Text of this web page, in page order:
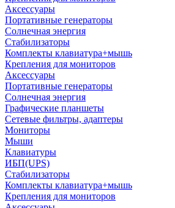
Аксессуары
Портативные генераторы
Солнечная энергия
Стабилизаторы
Комплекты клавиатура+мышь
Крепления для мониторов
Аксессуары
Портативные генераторы
Солнечная энергия
Графические планшеты
Сетевые фильтры, адаптеры
Мониторы
Мыши
Клавиатуры
ИБП(UPS)
Стабилизаторы
Комплекты клавиатура+мышь
Крепления для мониторов